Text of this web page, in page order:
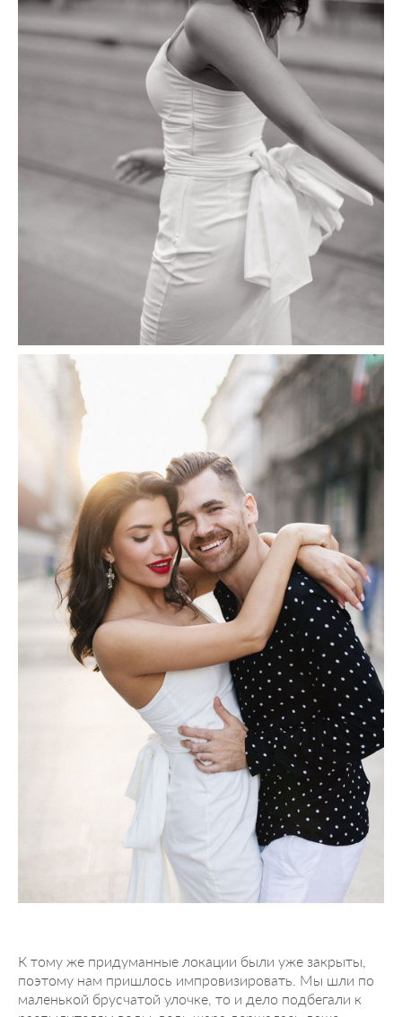
К тому же придуманные локации были уже закрыты,
поэтому нам пришлось импровизировать. Мы шли по
маленькой брусчатой улочке, то и дело подбегали к